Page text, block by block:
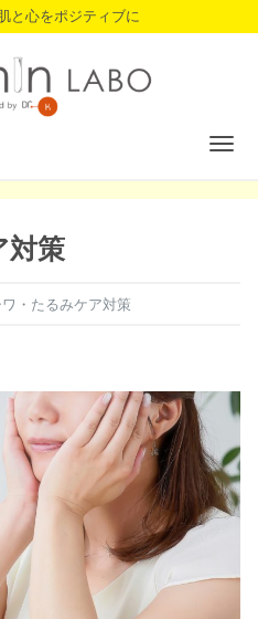
と心をポジティブに
対策
ワ・たるみケア対策